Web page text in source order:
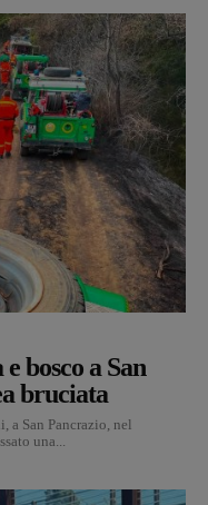
bosco a San
bruciata
a San Pancrazio, nel
una...